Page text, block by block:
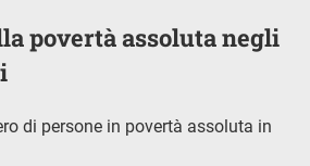
povertà assoluta negli
di persone in povertà assoluta in